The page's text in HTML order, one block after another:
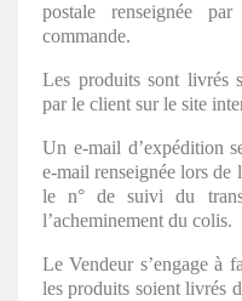
postale renseignée
commande.
Les produits sont livrés
par le client sur le site
Un e-mail d’expédition
e-mail renseignée lors de
le n° de suivi du
l’acheminement du colis.
Le Vendeur s’engage à
les produits soient livrés